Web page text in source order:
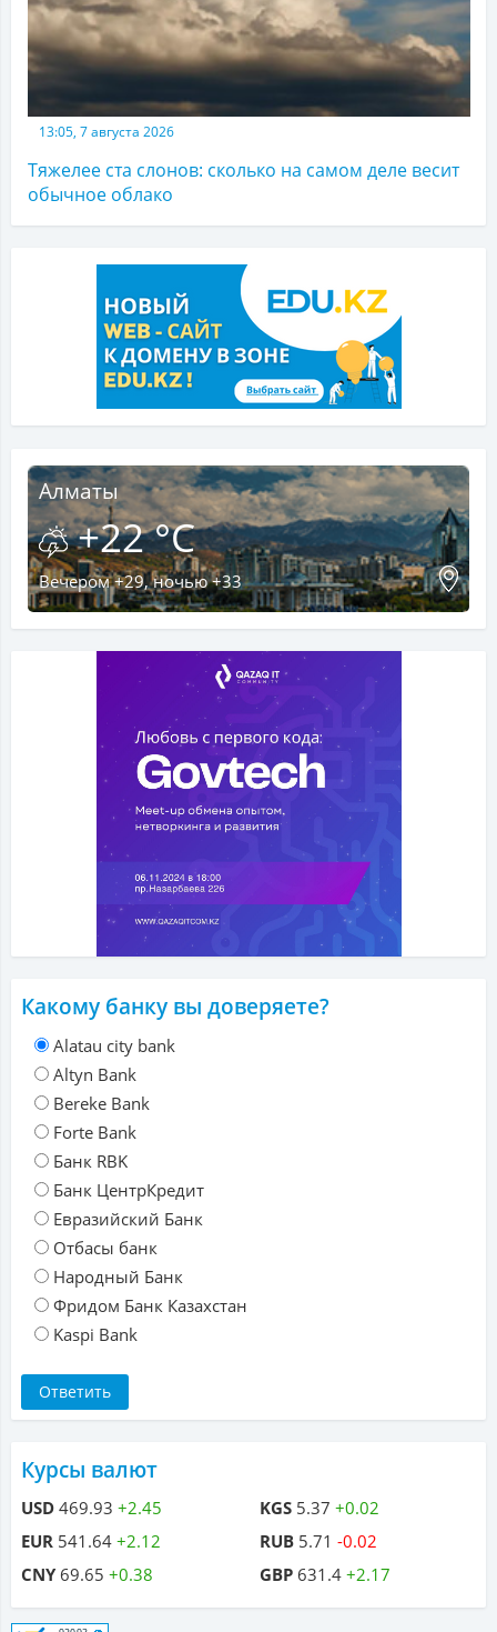
13:05, 7 августа 2026
Тяжелее ста слонов: сколько на самом деле весит
обычное облако
Алматы
+22 °C
Вечером +29, ночью +33
Какому банку вы доверяете?
Alatau city bank
Altyn Bank
Bereke Bank
Forte Bank
Банк RBK
Банк ЦентрКредит
Евразийский Банк
Отбасы банк
Народный Банк
Фридом Банк Казахстан
Kaspi Bank
Курсы валют
USD 469.93 +2.45
EUR 541.64 +2.12
CNY69.65 +0.38
KGS 5.37 +0.02
RUB 5.71 -0.02
GBP 631.4 +2.17